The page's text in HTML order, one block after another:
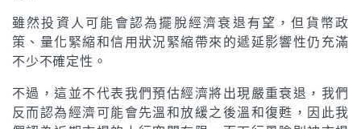
雖然投資人可能會認為擺脫經濟衰退有望，但貨幣政
策、量化緊縮和信用狀況緊縮帶來的遞延影響性仍充滿
不少不確定性。
不過，這並不代表我們預估經濟將出現嚴重衰退，我們
反而認為經濟可能會先溫和放緩之後溫和復甦，因此我